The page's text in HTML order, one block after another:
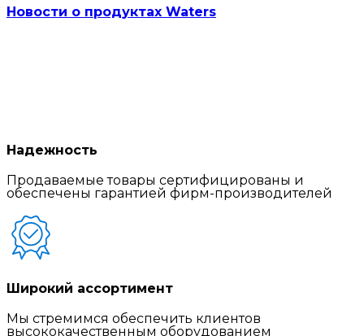
Новости о продуктах Waters
Надежность
Продаваемые товары сертифицированы и
обеспечены гарантией фирм-производителей
Широкий ассортимент
Мы стремимся обеспечить клиентов
высококачественным оборудованием